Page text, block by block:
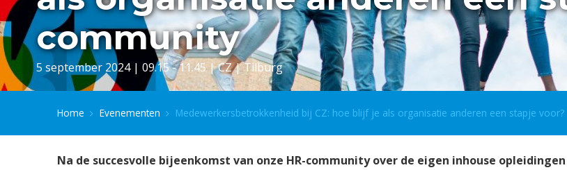
community
5 september 2024 | 09.15 - 11.45 | CZ | Tilburg
Home Evenementen Medewerkersbetrokkenheid bij CZ: hoe blijf je als organisatie anderen een stapje
Na de succesvolle bijeenkomst van onze HR-community over de eigen inhouse